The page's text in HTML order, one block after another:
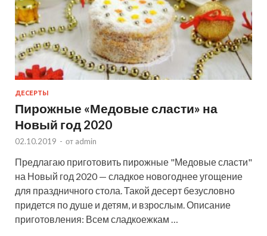
ДЕСЕРТЫ
Пирожные «Медовые сласти» на
Новый год 2020
02.10.2019 - от admin
Предлагаю приготовить пирожные "Медовые сласти"
на Новый год 2020 — сладкое новогоднее угощение
для праздничного стола. Такой десерт безусловно
придется по душе и детям, и взрослым. Описание
приготовления: Всем сладкоежкам …